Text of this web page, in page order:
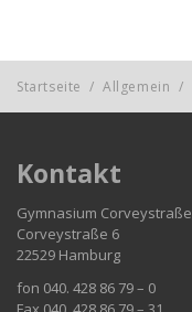
Startseite / Allgemein /
Kontakt
Gymnasium Corveystraße
Corveystraße 6
22529 Hamburg
fon 040. 428 86 79 – 0